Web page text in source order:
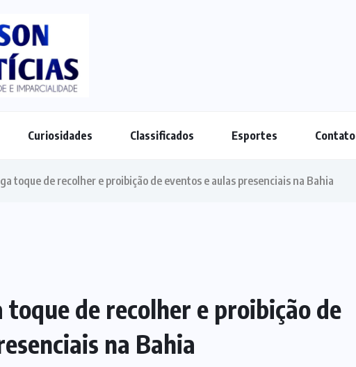
Curiosidades Classificados Esportes Contato
toque de recolher e proibição de eventos e aulas presenciais na Bahia
de recolher e proibição de
na Bahia